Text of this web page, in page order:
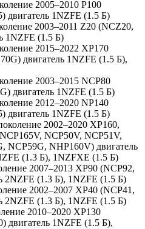
2005–2010 P100
двигатель 1NZFE (1.5 Б)
2003–2011 Z20 (NCZ20,
1NZFE (1.5 Б)
2015–2022 XP170
двигатель 1NZFE (1.5 Б),
2003–2015 NCP80
двигатель 1NZFE (1.5 Б)
2012–2020 NP140
двигатель 1NZFE (1.5 Б)
2002–2020 XP160,
NCP50V, NCP51V,
NCP59G, NHP160V) двигатель
(1.3 Б), 1NZFXE (1.5 Б)
2007–2013 XP90 (NCP92,
2NZFE (1.3 Б), 1NZFE (1.5 Б)
2002–2007 XP40 (NCP41,
2NZFE (1.3 Б), 1NZFE (1.5 Б)
2010–2020 XP130
двигатель 1NZFE (1.5 Б),